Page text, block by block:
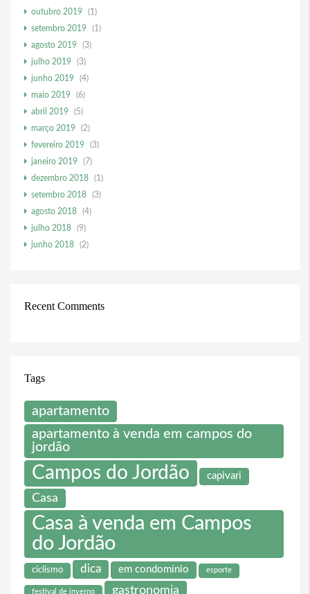
outubro 2019
(1)
setembro 2019
(1)
agosto 2019
(3)
julho 2019
(3)
junho 2019
(4)
maio 2019
(6)
abril 2019
(5)
março 2019
(2)
fevereiro 2019
(3)
janeiro 2019
(7)
dezembro 2018
(1)
setembro 2018
(3)
agosto 2018
(4)
julho 2018
(9)
junho 2018
(2)
Recent Comments
Tags
apartamento
apartamento à venda em campos do
jordão
Campos do Jordão capivari
Casa
Casa à venda em Campos
do Jordão
ciclismo dica em condomínio esporte
festival de inverno gastronomia